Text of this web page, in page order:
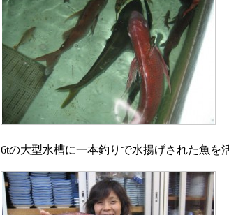
6tの大型水槽に一本釣りで水揚げされた魚を